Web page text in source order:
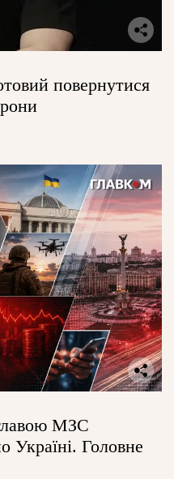
повернутися
МЗС
Україні. Головне